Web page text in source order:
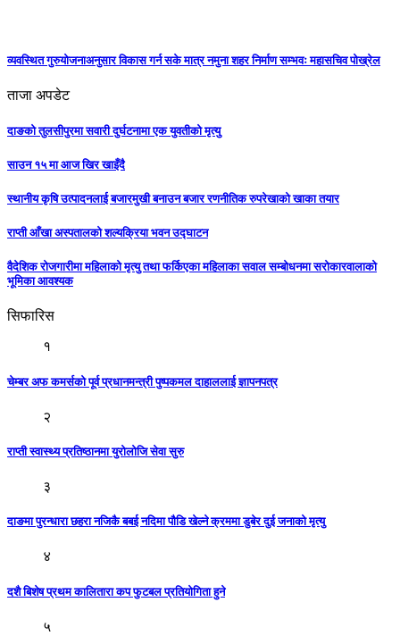
व्यवस्थित गुरुयोजनाअनुसार विकास गर्न सके मात्र नमुना शहर निर्माण सम्भवः महासचिव पोख्रेल
ताजा अपडेट
दाङको तुलसीपुरमा सवारी दुर्घटनामा एक युवतीको मृत्यु
साउन १५ मा आज खिर खाइँदै
स्थानीय कृषि उत्पादनलाई बजारमुखी बनाउन बजार रणनीतिक रुपरेखाको खाका तयार
राप्ती आँखा अस्पतालको शल्यक्रिया भवन उद्घाटन
वैदेशिक रोजगारीमा महिलाको मृत्यु तथा फर्किएका महिलाका सवाल सम्बोधनमा सरोकारवालाको
भूमिका आवश्यक
सिफारिस
१
चेम्बर अफ कमर्सको पूर्व प्रधानमन्त्री पुष्पकमल दाहाललाई ज्ञापनपत्र
२
राप्ती स्वास्थ्य प्रतिष्ठानमा युरोलोजि सेवा सुरु
३
दाङमा पुरन्धारा छहरा नजिकै बबई नदिमा पौडि खेल्ने क्रममा डुबेर दुई जनाको मृत्यु
४
दशै बिशेष प्रथम कालितारा कप फुटबल प्रतियाेगिता हुने
५